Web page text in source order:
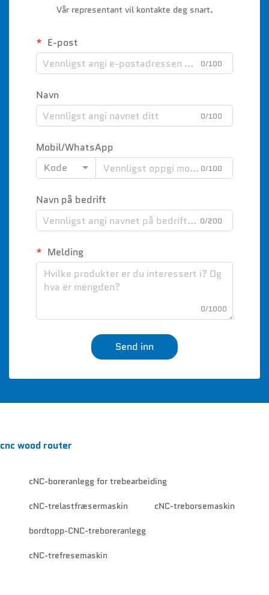
Vår representant vil kontakte deg snart.
E-post
0/100
Navn
0/100
Mobil/WhatsApp
Kode
0/100
Navn på bedrift
0/200
Melding
0/1000
Send inn
cnc wood router
cNC-boreranlegg for trebearbeiding
cNC-trelastfræsermaskin cNC-treborsemaskin
bordtopp-CNC-treboreranlegg
cNC-trefresemaskin